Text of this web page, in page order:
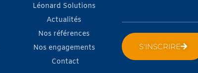
Léonard Solutions
Actualités
Nos références
Nos engagements
Contact
S'INSCRIRE